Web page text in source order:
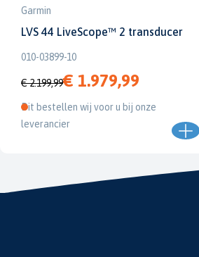
Garmin
LVS 44 LiveScope™ 2 transducer
010-03899-10
€ 2.199,99€ 1.979,99
Dit bestellen wij voor u bij onze
leverancier